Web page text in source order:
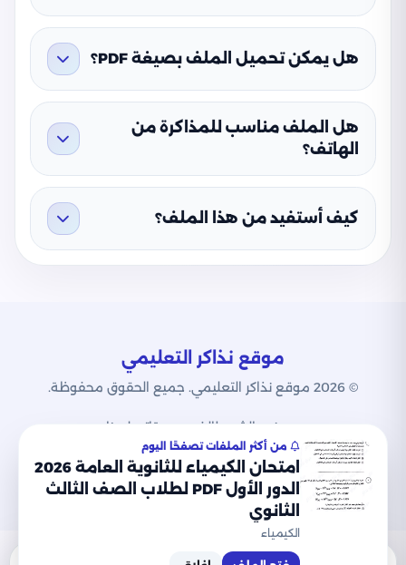
هل يمكن تحميل الملف بصيغة PDF؟
هل الملف مناسب للمذاكرة من
الهاتف؟
كيف أستفيد من هذا الملف؟
موقع نذاكر التعليمي
© 2026 موقع نذاكر التعليمي. جميع الحقوق محفوظة.
من نحن الشروطالخصوصيةاتصل بنا
من أكثر الملفات تصفحًا اليوم
امتحان الكيمياء للثانوية العامة 2026
الدور الأول PDF لطلاب الصف الثالث
الثانوي
الكيمياء